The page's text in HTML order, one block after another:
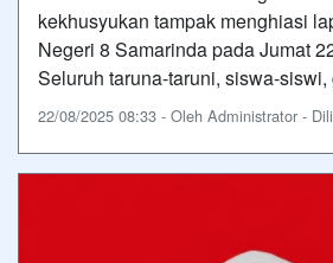
kekhusyukan tampak menghiasi
Negeri 8 Samarinda pada Jumat
Seluruh taruna-taruni, siswa-siswi,
22/08/2025 08:33 - Oleh Administrator -